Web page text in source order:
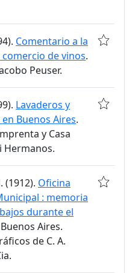
Comentario a la
comercio de vinos.
Peuser.
Lavaderos y
Buenos Aires.
y Casa
Hermanos.
(1912). Oficina
: memoria
durante el
Aires.
de C. A.